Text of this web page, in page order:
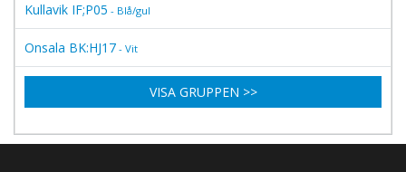
Kullavik IF;P05 - Blå/gul
Onsala BK:HJ17 - Vit
VISA GRUPPEN >>